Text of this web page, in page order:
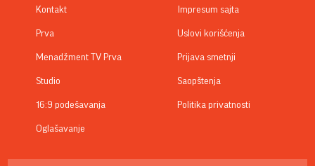
Kontakt
Prva
Menadžment TV Prva
Studio
16:9 podešavanja
Oglašavanje
Impresum sajta
Uslovi korišćenja
Prijava smetnji
Saopštenja
Politika privatnosti